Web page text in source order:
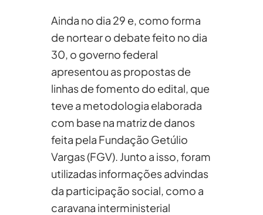
Ainda no dia 29 e, como forma
de nortear o debate feito no dia
30, o governo federal
apresentou as propostas de
linhas de fomento do edital, que
teve a metodologia elaborada
com base na matriz de danos
feita pela Fundação Getúlio
Vargas (FGV). Junto a isso, foram
utilizadas informações advindas
da participação social, como a
caravana interministerial